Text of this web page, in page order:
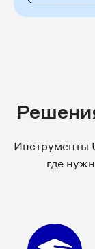
Инструменты
где